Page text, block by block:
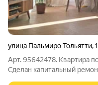
улица Пальмиро Тольятти,
Арт. 95642478. Квартира
Сделан капитальный